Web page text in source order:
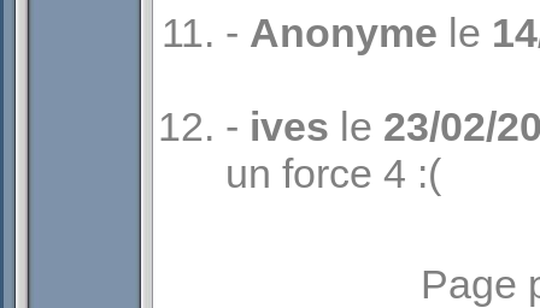
- Anonyme le
- ives le 23/02/
un force 4 :(
Page